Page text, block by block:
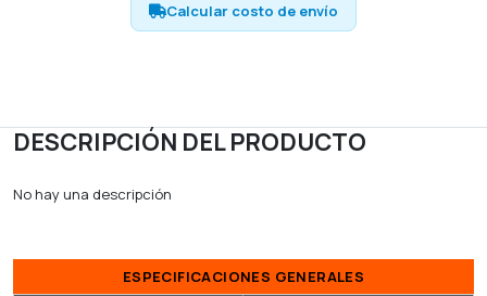
Calcular costo de envío
DESCRIPCIÓN DEL PRODUCTO
No hay una descripción
ESPECIFICACIONES GENERALES